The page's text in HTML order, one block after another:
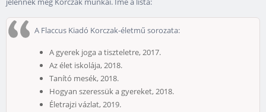
A Flaccus Kiadó Korczak-életmű sorozata:
A gyerek joga a tiszteletre, 2017.
Az élet iskolája, 2018.
Tanító mesék, 2018.
Hogyan szeressük a gyereket, 2018.
Életrajzi vázlat, 2019.